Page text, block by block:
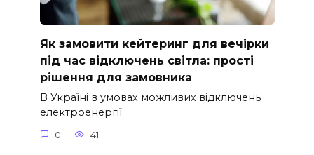
Як замовити кейтеринг для вечірки
під час відключень світла: прості
рішення для замовника
В Україні в умовах можливих відключень
електроенергії
0 41